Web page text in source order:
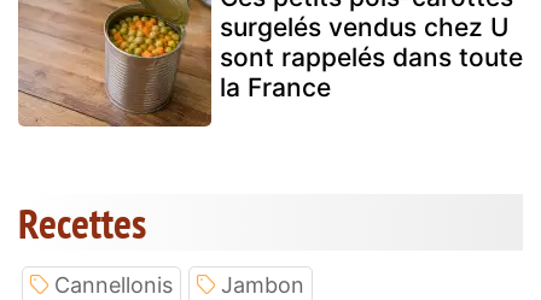
surgelés vendus chez U
sont rappelés dans toute
la France
Recettes
Cannellonis Jambon